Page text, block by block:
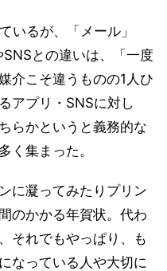
いるが、「メール」
との違いは、「一度
介こそ違うものの1人ひ
アプリ・SNSに対し
らかというと義務的な
く集まった。
に凝ってみたりプリン
のかかる年賀状。代わ
それでもやっぱり、も
なっている人や大切に